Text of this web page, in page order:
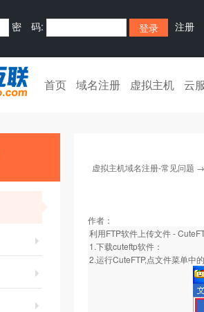
密 码: 注册
首页 域名注册 虚拟主机 云
虚拟主机域名注册-常见问题
作者：
利用FTP软件上传文件 -
1.下载cuteftp软件 ：
2.运行CuteFTP,点文件菜单中